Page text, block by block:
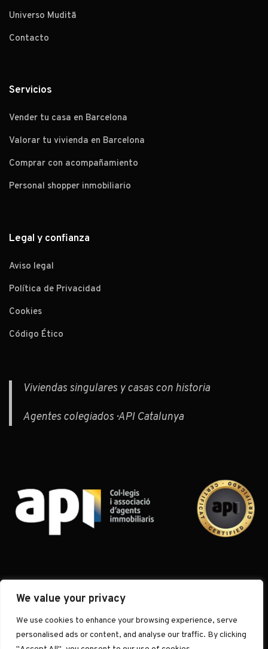
We value your privacy
We use cookies to enhance your browsing experience, serve
personalised ads or content, and analyse our traffic. By clicking
Universo Muditā
Contacto
Servicios
Vender tu casa en Barcelona
Valorar tu vivienda en Barcelona
Comprar con acompañamiento
Personal shopper inmobiliario
Legal y confianza
Aviso legal
Política de Privacidad
Cookies
Código Ético
Viviendas singulares y casas con historia
Agentes colegiados · API Catalunya
© 2026 Muditã Barcelona · Inmobiliaria Boutique de Autor · El arte de